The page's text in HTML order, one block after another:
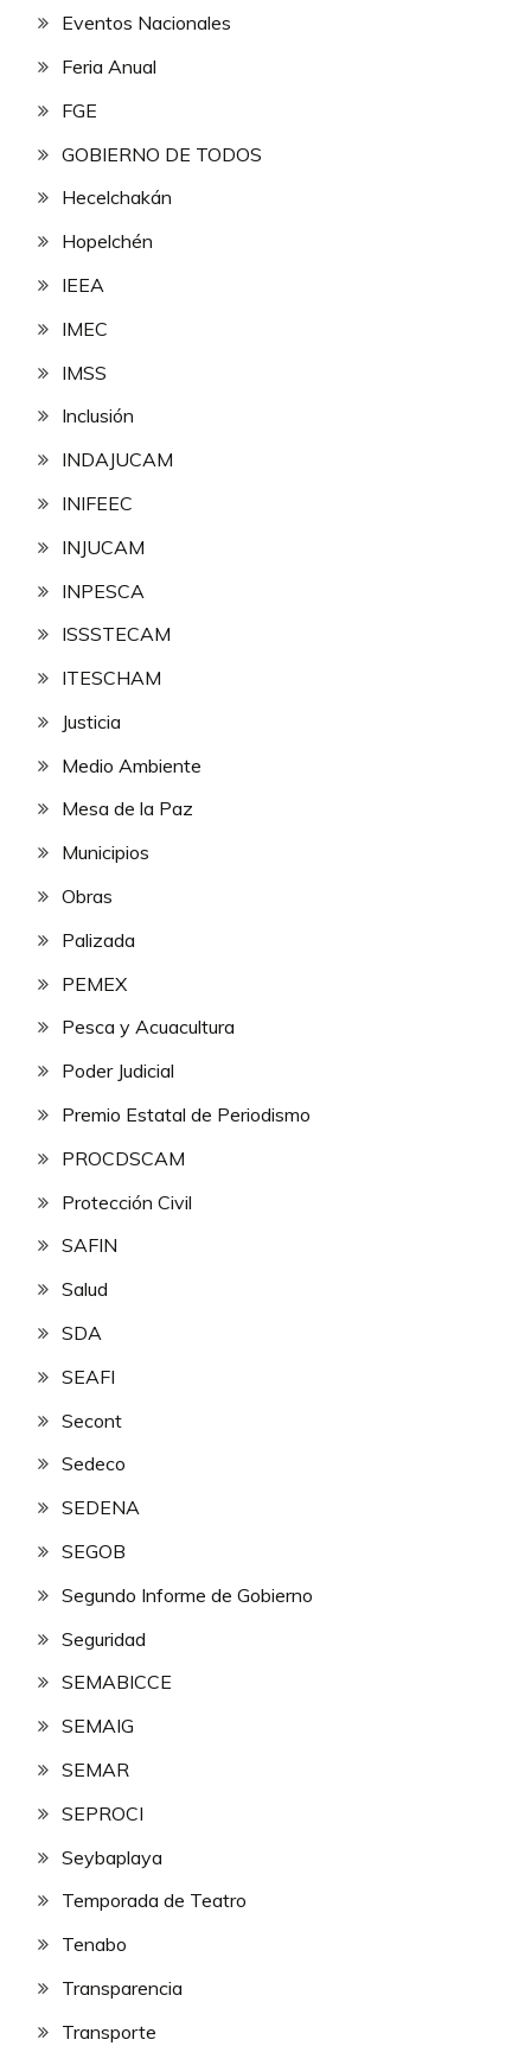
Eventos Nacionales
Feria Anual
FGE
GOBIERNO DE TODOS
Hecelchakán
Hopelchén
IEEA
IMEC
IMSS
Inclusión
INDAJUCAM
INIFEEC
INJUCAM
INPESCA
ISSSTECAM
ITESCHAM
Justicia
Medio Ambiente
Mesa de la Paz
Municipios
Obras
Palizada
PEMEX
Pesca y Acuacultura
Poder Judicial
Premio Estatal de Periodismo
PROCDSCAM
Protección Civil
SAFIN
Salud
SDA
SEAFI
Secont
Sedeco
SEDENA
SEGOB
Segundo Informe de Gobierno
Seguridad
SEMABICCE
SEMAIG
SEMAR
SEPROCI
Seybaplaya
Temporada de Teatro
Tenabo
Transparencia
Transporte